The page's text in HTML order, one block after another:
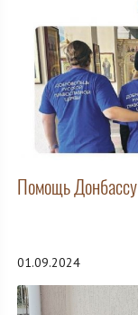
Помощь Донбассу
01.09.2024